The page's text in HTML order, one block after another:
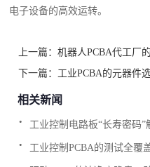
电子设备的高效运转。
上一篇：机器人PCBA代工厂
下一篇： 工业PCBA的元器件
相关新闻
工业控制电路板“长寿密码”
.
工业控制PCBA的测试全覆
.
.